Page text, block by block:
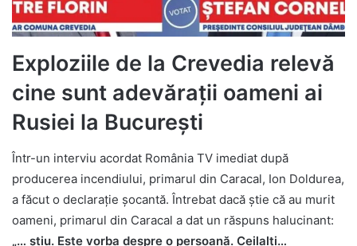
Exploziile de la Crevedia relevă
cine sunt adevărații oameni ai
Rusiei la București
Într-un interviu acordat România TV imediat după
producerea incendiului, primarul din Caracal, Ion Doldurea,
a făcut o declarație șocantă. Întrebat dacă știe că au murit
oameni, primarul din Caracal a dat un răspuns halucinant:
„… știu. Este vorba despre o persoană. Ceilalți…